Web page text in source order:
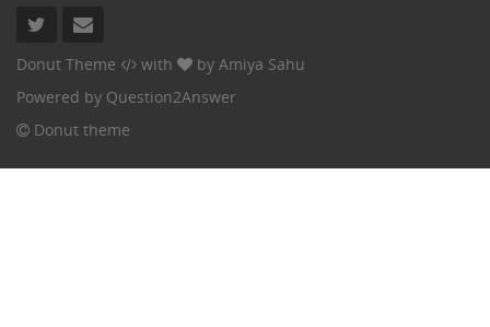
Donut Theme with by Amiya Sahu
Powered by Question2Answer
Donut theme